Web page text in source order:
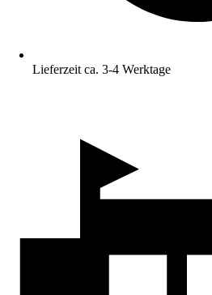
Lieferzeit ca. 3-4 Werktage